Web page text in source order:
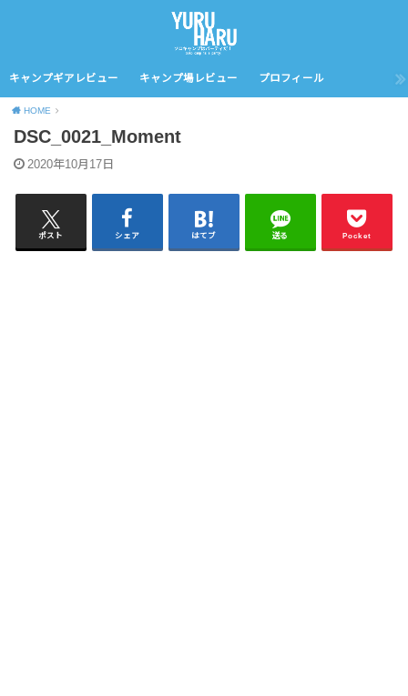
キャンプギアレビュー キャンプ場レビュー プロフィール
HOME
DSC_0021_Moment
2020年10月17日
ポスト シェア はてブ 送る Pocket